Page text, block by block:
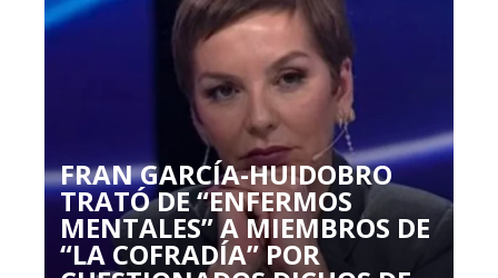
FRAN GARCÍA-HUIDOBRO
TRATÓ DE “ENFERMOS
MENTALES” A MIEMBROS DE
“LA COFRADÍA” POR